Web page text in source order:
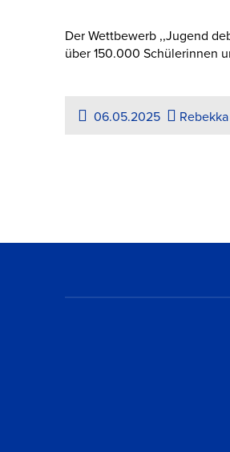
Der Wettbewerb ,,Jugend
über 150.000 Schülerinnen
06.05.2025